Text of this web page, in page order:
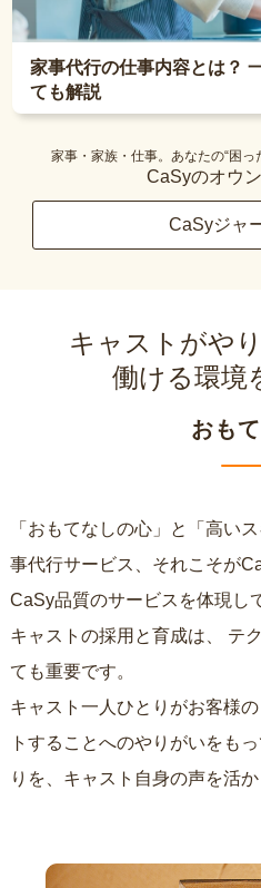
家事代行の仕事内容とは？
ても解説
家事・家族・仕事。あなたの“困
CaSyのオウ
CaSyジャ
キャストがや
働ける環境
おも
「おもてなしの心」と「高い
事代行サービス、それこそが
CaSy品質のサービスを体現し
キャストの採用と育成は、
ても重要です。
キャスト一人ひとりがお客様
トすることへのやりがいをも
りを、キャスト自身の声を活